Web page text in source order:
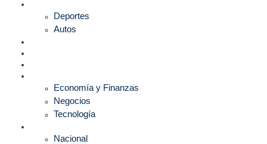
Deportes
Autos
Economía y Finanzas
Negocios
Tecnología
Nacional